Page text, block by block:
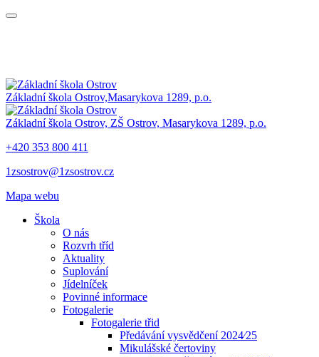
Základní škola Ostrov,Masarykova 1289, p.o.
Základní škola Ostrov, ZŠ Ostrov, Masarykova 1289, p.o.
+420 353 800 411
1zsostrov@1zsostrov.cz
Mapa webu
Škola
O nás
Rozvrh tříd
Aktuality
Suplování
Jídelníček
Povinné informace
Fotogalerie
Fotogalerie třid
Předávání vysvědčení 2024⁄25
Mikulášské čertoviny